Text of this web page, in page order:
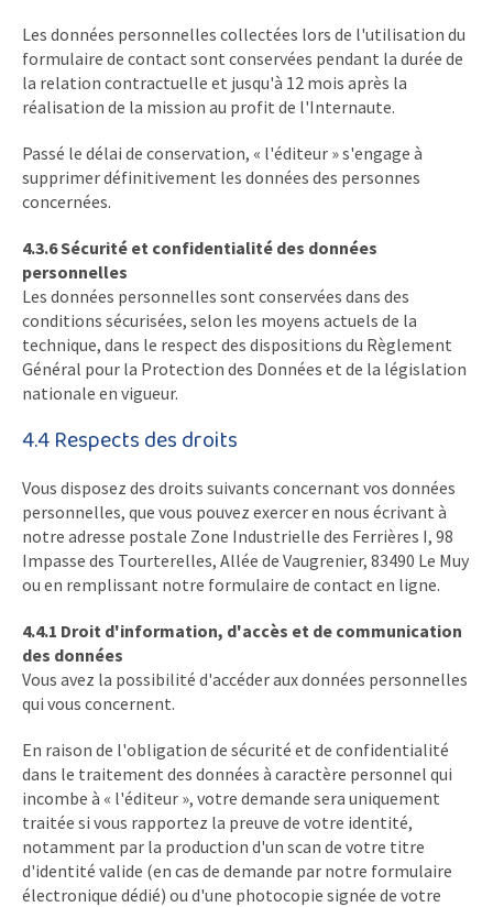
Les données personnelles collectées lors de l'utilisation du
formulaire de contact sont conservées pendant la durée de
la relation contractuelle et jusqu'à 12 mois après la
réalisation de la mission au profit de l'Internaute.
Passé le délai de conservation, « l'éditeur » s'engage à
supprimer définitivement les données des personnes
concernées.
4.3.6 Sécurité et confidentialité des données
personnelles
Les données personnelles sont conservées dans des
conditions sécurisées, selon les moyens actuels de la
technique, dans le respect des dispositions du Règlement
Général pour la Protection des Données et de la législation
nationale en vigueur.
4.4 Respects des droits
Vous disposez des droits suivants concernant vos données
personnelles, que vous pouvez exercer en nous écrivant à
notre adresse postale Zone Industrielle des Ferrières I, 98
Impasse des Tourterelles, Allée de Vaugrenier, 83490 Le Muy
ou en remplissant notre formulaire de contact en ligne.
4.4.1 Droit d'information, d'accès et de communication
des données
Vous avez la possibilité d'accéder aux données personnelles
qui vous concernent.
En raison de l'obligation de sécurité et de confidentialité
dans le traitement des données à caractère personnel qui
incombe à « l'éditeur », votre demande sera uniquement
traitée si vous rapportez la preuve de votre identité,
notamment par la production d'un scan de votre titre
d'identité valide (en cas de demande par notre formulaire
électronique dédié) ou d'une photocopie signée de votre